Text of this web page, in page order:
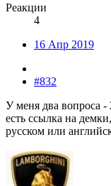
Реакции
4
16 Апр 2019
#832
У меня два вопроса -
есть ссылка на
русском или